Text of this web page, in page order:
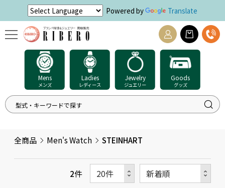
Powered by Translate
Mens
メンズ
Ladies
レディース
Jewelry
ジュエリー
Goods
グッズ
全商品 Men's Watch STEINHART
2件